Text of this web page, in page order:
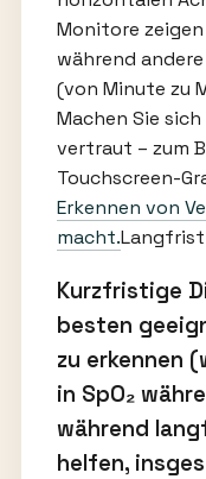
Monitore
während
(von Minute zu
Machen Sie
vertraut – zum
Touchscreen-
Erkennen von
macht.
Kurzfristige
besten
zu erkennen
in SpO₂
während
helfen,